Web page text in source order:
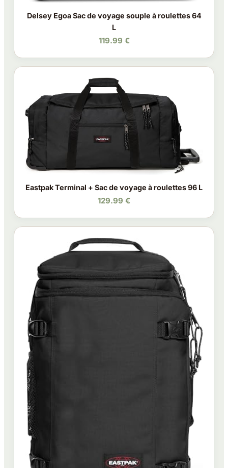
Delsey Egoa Sac de voyage souple à roulettes 64
L
119.99 €
Eastpak Terminal + Sac de voyage à roulettes 96 L
129.99 €